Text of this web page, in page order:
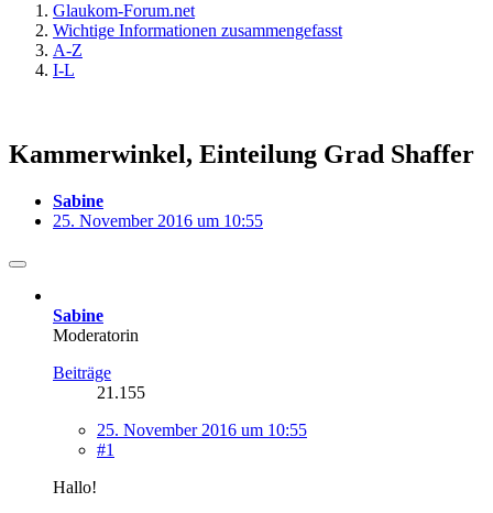
Glaukom-Forum.net
Wichtige Informationen zusammengefasst
A-Z
I-L
Kammerwinkel, Einteilung Grad Shaffer
Sabine
25. November 2016 um 10:55
Sabine
Moderatorin
Beiträge
21.155
25. November 2016 um 10:55
#1
Hallo!